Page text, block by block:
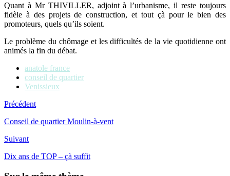
Quant à Mr THIVILLER, adjoint à l’urbanisme, il reste toujours
fidèle à des projets de construction, et tout çà pour le bien des
promoteurs, quels qu’ils soient.
Le problème du chômage et les difficultés de la vie quotidienne ont
animés la fin du débat.
anatole france
conseil de quartier
Venissieux
Précédent
Conseil de quartier Moulin-à-vent
Suivant
Dix ans de TOP – çà suffit